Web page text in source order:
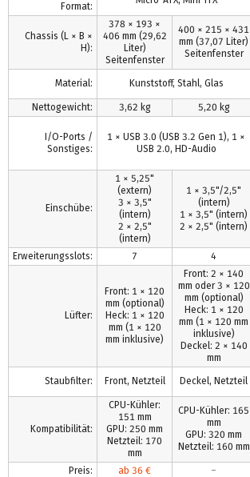
Format:
Chassis (L × B ×
H):
378 × 193 ×
406 mm (29,62
Liter)
Seitenfenster
400 × 215 × 431
mm (37,07 Liter)
Seitenfenster
Material: Kunststoff, Stahl, Glas
Nettogewicht:
3,62 kg 5,20 kg
I/O-Ports /
Sonstiges:
1 × USB 3.0 (USB 3.2 Gen 1), 1 ×
USB 2.0, HD-Audio
Einschübe:
1 × 5,25"
(extern)
3 × 3,5"
(intern)
2 × 2,5"
(intern)
1 × 3,5"/2,5"
(intern)
1 × 3,5" (intern)
2 × 2,5" (intern)
Erweiterungsslots: 7 4
Lüfter:
Front: 1 × 120
mm (optional)
Heck: 1 × 120
mm (1 × 120
mm inklusive)
Front: 2 × 140
mm oder 3 × 120
mm (optional)
Heck: 1 × 120
mm (1 × 120 mm
inklusive)
Deckel: 2 × 140
mm
Staubfilter: Front, Netzteil Deckel, Netzteil
Kompatibilität:
CPU-Kühler:
151 mm
GPU: 250 mm
Netzteil: 170
mm
CPU-Kühler: 165
mm
GPU: 320 mm
Netzteil: 160 mm
Preis: ab 36 € –